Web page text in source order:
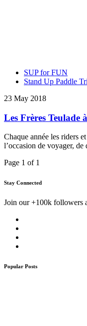
SUP for FUN
Stand Up Paddle
23 May 2018
Les Frères Teulade
Chaque année les riders
l’occasion de voyager,
Page 1 of 1
Stay Connected
Join our +100k followers
Popular Posts